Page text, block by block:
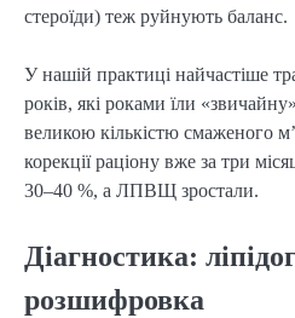
стероїди) теж руйнують баланс.
У нашій практиці найчастіше
років, які роками їли
великою кількістю смаженого
корекції раціону вже за три
30–40 %, а ЛПВЩ зростали.
Діагностика:
розшифровка